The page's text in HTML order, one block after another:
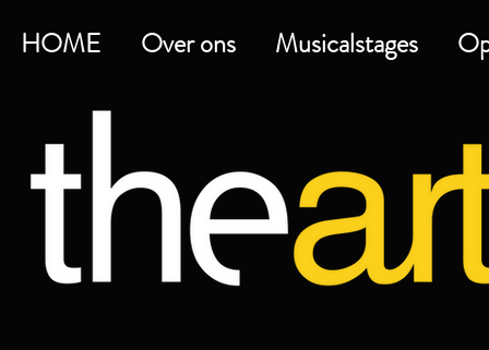
HOME Over ons Musicalstages